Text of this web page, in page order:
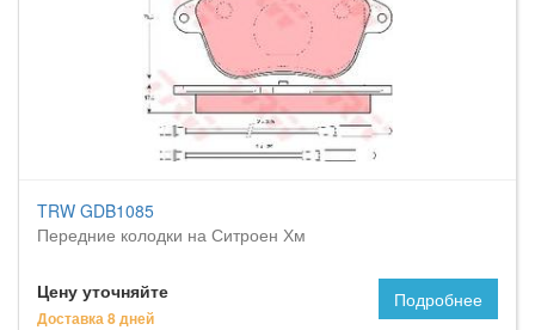
TRW GDB1085
Передние колодки на Ситроен Хм
Цену уточняйте
Доставка 8 дней
Подробнее